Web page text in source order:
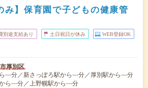
み】保育園で子どもの健康管
別途支給あり 土日祝日が休み WEB登録OK
厚別区
---分／新さっぽろ駅から---分／厚別駅から---分
ら---分／上野幌駅から---分